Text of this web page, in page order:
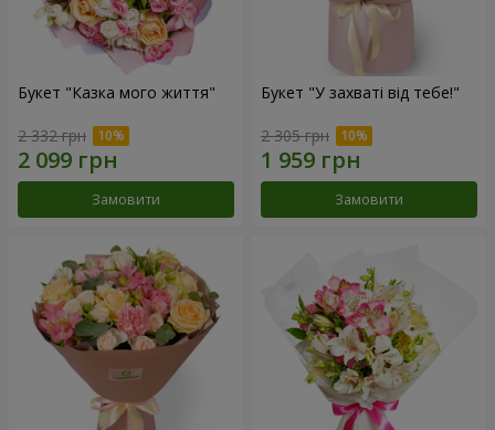
Букет "Казка мого життя"
2 332 грн
Замовити
Букет "У захваті від тебе!"
2 305 грн
Замовити